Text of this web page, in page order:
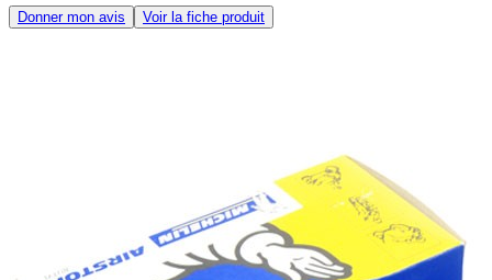
Donner mon avis Voir la fiche produit